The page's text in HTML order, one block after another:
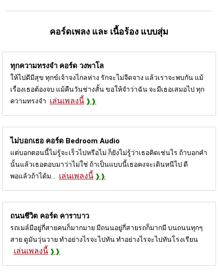
คอร์ดเพลง และ เนื้อร้อง แบบสุ่ม
ทุกความทรงจำ คอร์ด วงพาโล
ให้ไปดีมีสุข ทุกข์เจ้าจงไกลห่าง รักจะไม่จืดจาง แล้วเราจะพบกัน แม้
เรื่องเธอต้องจบ แม้คืนวันช่างสั้น ขอให้จำว่าฉัน จะมีเธอเสมอไป ทุก
ความทรงจำ เล่นเพลงนี้
ไม่บอกเธอ คอร์ด Bedroom Audio
แต่บอกตอนนี้ไม่รู้จะเร็วไปหรือไม่ ก็ยังไม่รู้ว่าเธอคิดเช่นไร ถ้าบอกคำ
นั้นแล้วเธอตอบมาว่าไม่ใช่ ถ้าเป็นแบบนี้เธอคงจะเดินหนีไป ดี
พอแล้วถ้าได้ม...
เล่นเพลงนี้
ถนนชีวิต คอร์ด คาราบาว
รถเมล์มีอยู่กี่สายคนก็มากมาย มีถนนอยู่กี่สายรถก็มากมี บนถนนทุกๆ
สาย ดูมันวุ่นวาย ทําอย่างไรจะไปทัน ทำอย่างไรจะไปทันโรงเรียน
เล่นเพลงนี้